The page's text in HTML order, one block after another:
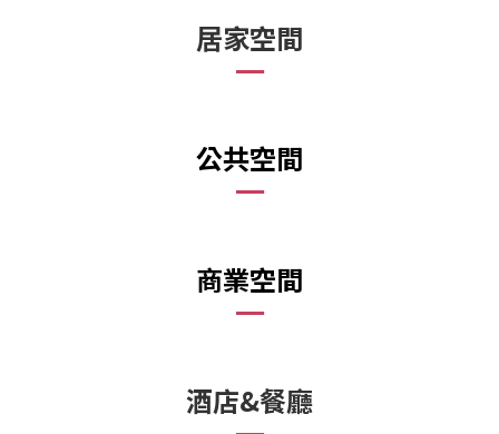
居家空間
公共空間
商業空間
酒店&餐廳